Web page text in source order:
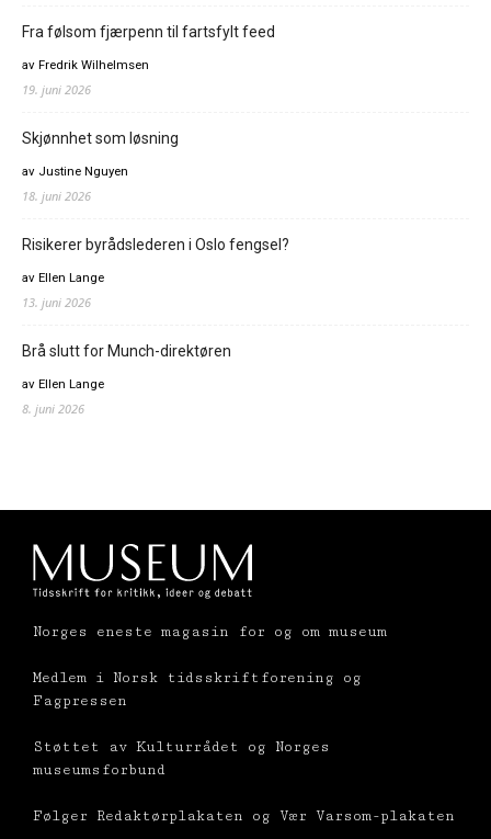
Fra følsom fjærpenn til fartsfylt feed
av Fredrik Wilhelmsen
19. juni 2026
Skjønnhet som løsning
av Justine Nguyen
18. juni 2026
Risikerer byrådslederen i Oslo fengsel?
av Ellen Lange
13. juni 2026
Brå slutt for Munch-direktøren
av Ellen Lange
8. juni 2026
Norges eneste magasin for og om museum
Medlem i Norsk tidsskriftforening og
Fagpressen
Støttet av Kulturrådet og Norges
museumsforbund
Følger Redaktørplakaten og Vær Varsom-plakaten